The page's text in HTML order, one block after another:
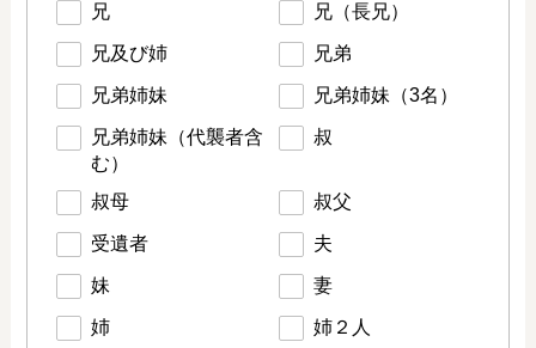
兄 兄（長兄）
兄及び姉 兄弟
兄弟姉妹 兄弟姉妹（3名）
兄弟姉妹（代襲者含
む）
叔
叔母 叔父
受遺者 夫
妹 妻
姉 姉２人